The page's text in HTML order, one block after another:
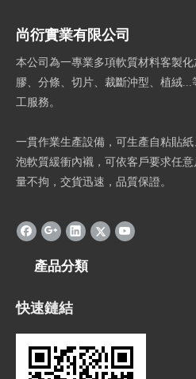
尚衍實業有限公司
本公司為一專業多項軟質材料客製
膠、分條、切片、裁斷沖型、植絨
工服務。
一貫作業生產設備，可生產自粘貼
泡軟質緩衝內襯，可依客戶要求任
量不拘，交貨迅速，品質保證。
產品分類
快速鏈結